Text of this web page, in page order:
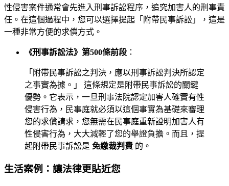
性侵害案件通常會先進入刑事訴訟程序，追究加害人的刑事責
任。在這個過程中，您可以選擇提起「附帶民事訴訟」，這是
一種非常方便的求償方式。
《刑事訴訟法》第500條前段 ：
「附帶民事訴訟之判決，應以刑事訴訟判決所認定
之事實為據。」 這條規定是附帶民事訴訟的關鍵
優勢。它表示，一旦刑事法院認定加害人確實有性
侵害行為，民事庭就必須以這個事實為基礎來審理
您的求償請求，您無需在民事庭重新證明加害人有
性侵害行為，大大減輕了您的舉證負擔。而且，提
起附帶民事訴訟是 免繳裁判費 的。
生活案例：讓法律更貼近您